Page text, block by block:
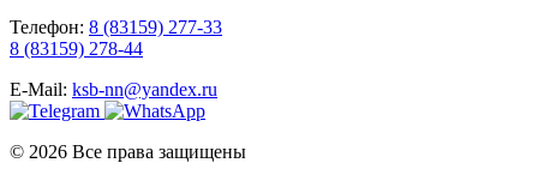
Телефон: 8 (83159) 277-33
8 (83159) 278-44
E-Mail: ksb-nn@yandex.ru
© 2026 Все права защищены